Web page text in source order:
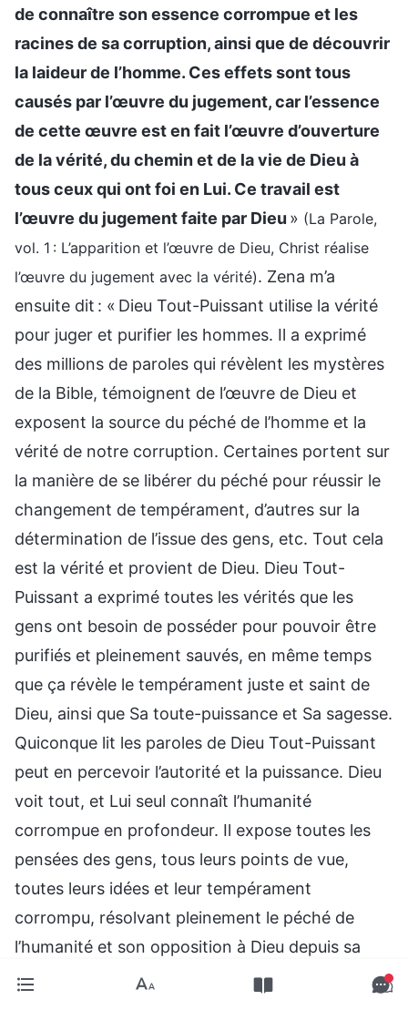
de connaître son essence corrompue et les
racines de sa corruption, ainsi que de découvrir
la laideur de l’homme. Ces effets sont tous
causés par l’œuvre du jugement, car l’essence
de cette œuvre est en fait l’œuvre d’ouverture
de la vérité, du chemin et de la vie de Dieu à
tous ceux qui ont foi en Lui. Ce travail est
l’œuvre du jugement faite par Dieu » (La Parole,
vol. 1 : L’apparition et l’œuvre de Dieu, Christ réalise
l’œuvre du jugement avec la vérité). Zena m’a
ensuite dit : « Dieu Tout-Puissant utilise la vérité
pour juger et purifier les hommes. Il a exprimé
des millions de paroles qui révèlent les mystères
de la Bible, témoignent de l’œuvre de Dieu et
exposent la source du péché de l’homme et la
vérité de notre corruption. Certaines portent sur
la manière de se libérer du péché pour réussir le
changement de tempérament, d’autres sur la
détermination de l’issue des gens, etc. Tout cela
est la vérité et provient de Dieu. Dieu Tout-
Puissant a exprimé toutes les vérités que les
gens ont besoin de posséder pour pouvoir être
purifiés et pleinement sauvés, en même temps
que ça révèle le tempérament juste et saint de
Dieu, ainsi que Sa toute-puissance et Sa sagesse.
Quiconque lit les paroles de Dieu Tout-Puissant
peut en percevoir l’autorité et la puissance. Dieu
voit tout, et Lui seul connaît l’humanité
corrompue en profondeur. Il expose toutes les
pensées des gens, tous leurs points de vue,
toutes leurs idées et leur tempérament
corrompu, résolvant pleinement le péché de
l’humanité et son opposition à Dieu depuis sa
source. Grâce au jugement, aux révélations et